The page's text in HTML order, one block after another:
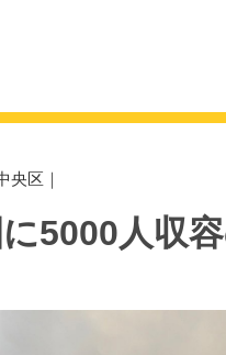
央区 ｜
5000人収